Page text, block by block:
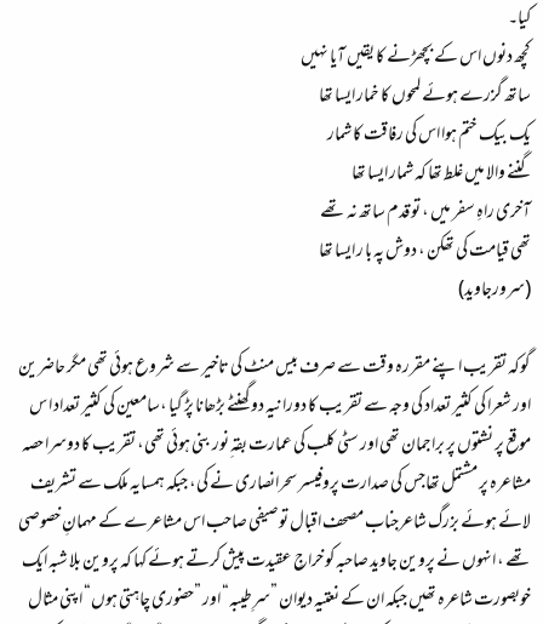
کیا۔
کچھ دنوں اس کے بچھڑنے کا یقیں آیا نہیں
ساتھ گزرے ہوئے لمحوں کا خمار ایسا تھا
یک بیک ختم ہوا اس کی رفاقت کا شمار
گننے والا میں غلط تھا کہ شمار ایسا تھا
آخری راہِ سفر میں ، تو قدم ساتھ نہ تھے
تھی قیامت کی تھکن ، دوش پہ با ر ایسا تھا
(سرورجاوید)
گوکہ تقریب اپنے مقررہ وقت سے صرف بیس منٹ کی تاخیر سے شروع ہوئی تھی مگر حاضرین
اور شعرا کی کثیر تعداد کی وجہ سے تقریب کا دورانیہ دوگھنٹے بڑھانا پڑ گیا ،سامعین کی کثیر تعداد ا س
موقع پر نشتوں پر براجمان تھی اور سٹی کلب کی عمارت بقہ ِنور بنی ہوئی تھی، تقریب کا دوسرا حصہ
مشاعرہ پر مشتمل تھاجس کی صدارت پروفیسر سحرانصاری نے کی، جبکہ ہمسایہ ملک سے تشریف
لائے ہوئے بزرگ شاعرجناب مصحف اقبال توصیفی صاحب اس مشاعرے کے مہمانِ خصوصی
تھے ، انہوں نے پروین جاوید صاحبہ کو خراجِ عقیدت پیش کرتے ہوئے کہا کہ پروین بلا شبہ ایک
خوبصورت شاعرہ تھیں جبکہ ان کے نعتیہ دیوان ”سرِطیبہ“ اور ”حضوری چاہتی ہوں“ اپنی مثال